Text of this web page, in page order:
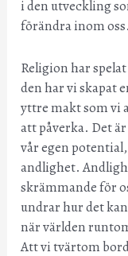
i den utveckling
förändra inom
Religion har
den har vi skapat
yttre makt som vi
att påverka. Det
vår egen
andlighet.
skrämmande för
undrar hur det
när världen
Att vi tvärtom